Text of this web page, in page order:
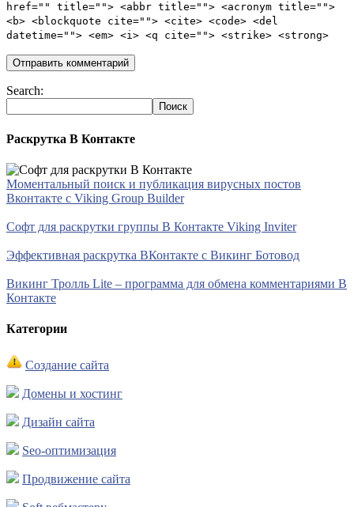
href="" title=""> <abbr title=""> <acronym title="">
<b> <blockquote cite=""> <cite> <code> <del
datetime=""> <em> <i> <q cite=""> <strike> <strong>
Search:
Раскрутка В Контакте
Моментальный поиск и публикация вирусных постов
Вконтакте с Viking Group Builder
Софт для раскрутки группы В Контакте Viking Inviter
Эффективная раскрутка ВКонтакте с Викинг Ботовод
Викинг Тролль Lite – программа для обмена комментариями В
Контакте
Категории
Создание сайта
Домены и хостинг
Дизайн сайта
Seo-оптимизация
Продвижение сайта